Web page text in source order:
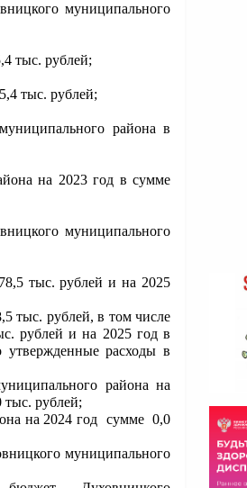
муниципального
тыс. рублей;
тыс. рублей;
района в
на 2023 год в сумме
муниципального
тыс. рублей и на 2025
тыс. рублей, в том числе
рублей и на 2025 год в
расходы в
района на
тыс. рублей;
на 2024 год сумме 0,0
муниципального